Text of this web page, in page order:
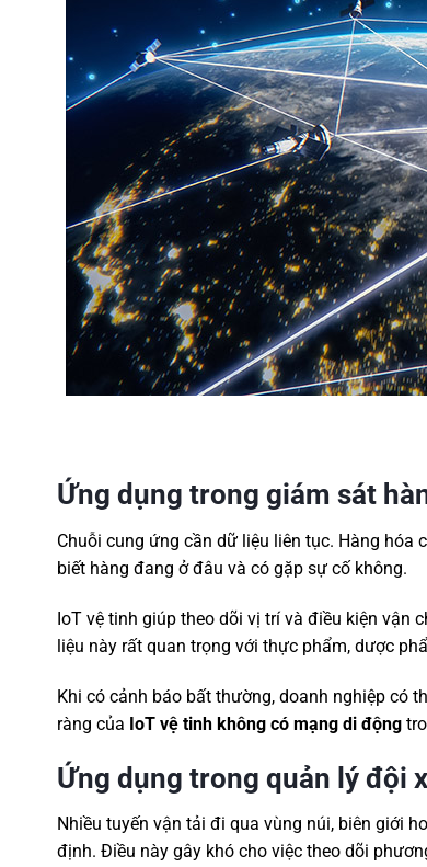
Ứng dụng trong giám sát
Chuỗi cung ứng cần dữ liệu liên tục. Hàng hóa
biết hàng đang ở đâu và có gặp sự cố không.
IoT vệ tinh giúp theo dõi vị trí và điều kiện vận
liệu này rất quan trọng với thực phẩm, dược
Khi có cảnh báo bất thường, doanh nghiệp có
ràng của IoT vệ tinh không có mạng di động
Ứng dụng trong quản lý đội
Nhiều tuyến vận tải đi qua vùng núi, biên giới
định. Điều này gây khó cho việc theo dõi